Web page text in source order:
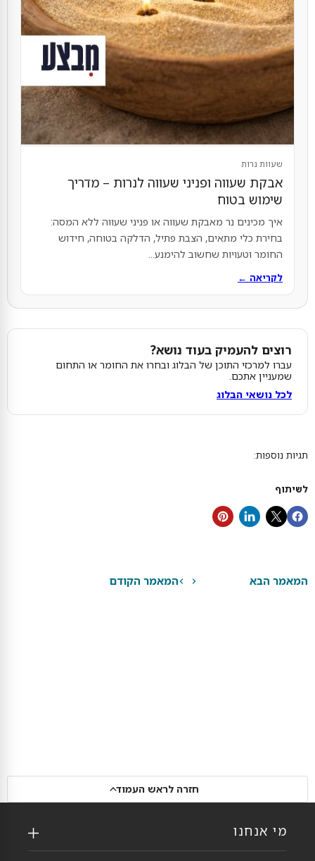
שעוות נרות
אבקת שעווה ופניני שעווה לנרות – מדריך
שימוש בטוח
איך מכינים נר מאבקת שעווה או פניני שעווה ללא המסה:
בחירת כלי מתאים, הצבת פתיל, הדלקה בטוחה, חידוש
החומר וטעויות שחשוב להימנע...
לקריאה ←
רוצים להעמיק בעוד נושא?
עברו למרכזי התוכן של הבלוג ובחרו את החומר או התחום
שמעניין אתכם.
לכל נושאי הבלוג
תגיות נוספות:
לשיתוף
המאמר הקודם המאמר הבא
חזרה לראש העמוד
מי אנחנו